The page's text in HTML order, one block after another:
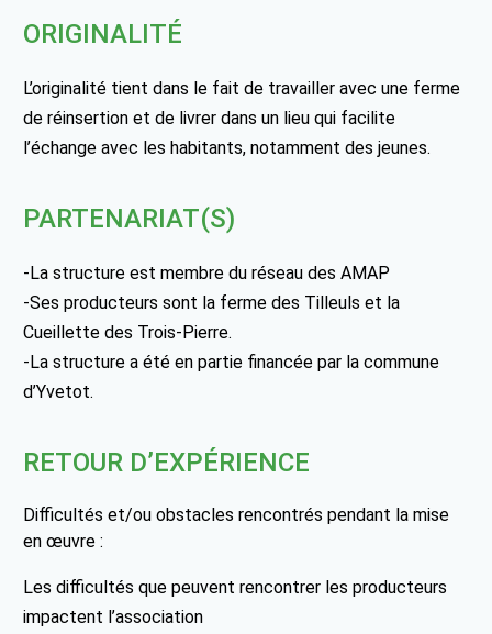
ORIGINALITÉ
L’originalité tient dans le fait de travailler avec une ferme
de réinsertion et de livrer dans un lieu qui facilite
l’échange avec les habitants, notamment des jeunes.
PARTENARIAT(S)
-La structure est membre du réseau des AMAP
-Ses producteurs sont la ferme des Tilleuls et la
Cueillette des Trois-Pierre.
-La structure a été en partie financée par la commune
d’Yvetot.
RETOUR D’EXPÉRIENCE
Difficultés et/ou obstacles rencontrés pendant la mise
en œuvre :
Les difficultés que peuvent rencontrer les producteurs
impactent l’association